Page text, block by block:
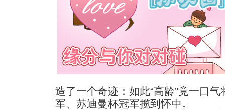
造了一个奇迹：如此“高龄”竟一口
军、苏迪曼杯冠军揽到怀中。